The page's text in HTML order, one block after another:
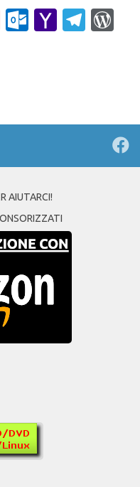
Gmail Yahoo
AIUTARCI!